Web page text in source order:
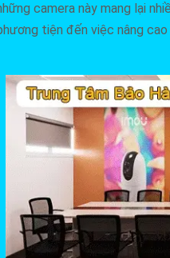
camera này mang lại
tiện đến việc nâng cao